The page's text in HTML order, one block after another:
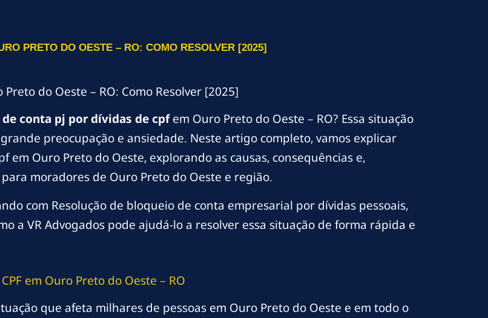
PRETO DO OESTE – RO: COMO RESOLVER [2025]
do Oeste – RO: Como Resolver [2025]
conta pj por dívidas de cpfem Ouro Preto do Oeste – RO? Essa situação
preocupação e ansiedade. Neste artigo completo, vamos explicar
Ouro Preto do Oeste, explorando as causas, consequências e,
moradores de Ouro Preto do Oeste e região.
com Resolução de bloqueio de conta empresarial por dívidas pessoais,
a VR Advogados pode ajudá-lo a resolver essa situação de forma rápida e
em Ouro Preto do Oeste – RO
que afeta milhares de pessoas em Ouro Preto do Oeste e em todo o